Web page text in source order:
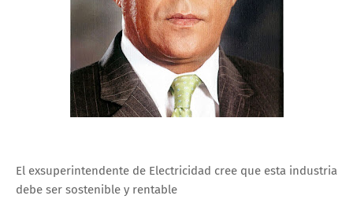
El exsuperintendente de Electricidad cree que esta industria
debe ser sostenible y rentable